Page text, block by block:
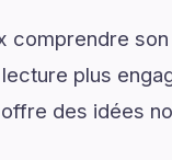
comprendre
plus
des idées